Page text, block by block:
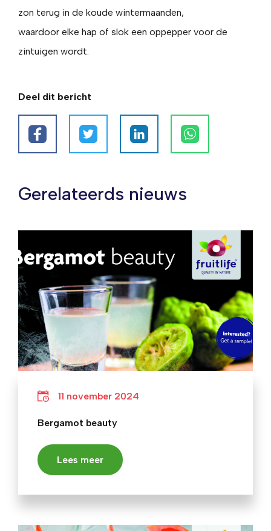
zon terug in de koude wintermaanden,
waardoor elke hap of slok een oppepper voor de
zintuigen wordt.
Deel dit bericht
Gerelateerds nieuws
11 november 2024
Bergamot beauty
Lees meer